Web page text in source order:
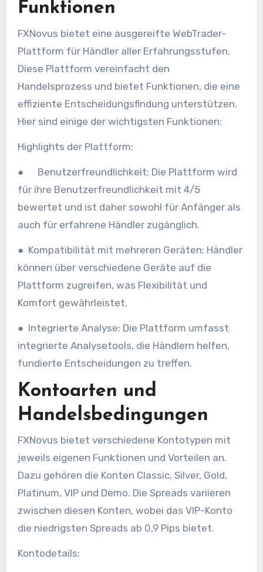
Funktionen
FXNovus bietet eine ausgereifte WebTrader-
Plattform für Händler aller Erfahrungsstufen.
Diese Plattform vereinfacht den
Handelsprozess und bietet Funktionen, die eine
effiziente Entscheidungsfindung unterstützen.
Hier sind einige der wichtigsten Funktionen:
Highlights der Plattform:
● Benutzerfreundlichkeit: Die Plattform wird
für ihre Benutzerfreundlichkeit mit 4/5
bewertet und ist daher sowohl für Anfänger als
auch für erfahrene Händler zugänglich.
● Kompatibilität mit mehreren Geräten: Händler
können über verschiedene Geräte auf die
Plattform zugreifen, was Flexibilität und
Komfort gewährleistet.
● Integrierte Analyse: Die Plattform umfasst
integrierte Analysetools, die Händlern helfen,
fundierte Entscheidungen zu treffen.
Kontoarten und
Handelsbedingungen
FXNovus bietet verschiedene Kontotypen mit
jeweils eigenen Funktionen und Vorteilen an.
Dazu gehören die Konten Classic, Silver, Gold,
Platinum, VIP und Demo. Die Spreads variieren
zwischen diesen Konten, wobei das VIP-Konto
die niedrigsten Spreads ab 0,9 Pips bietet.
Kontodetails: